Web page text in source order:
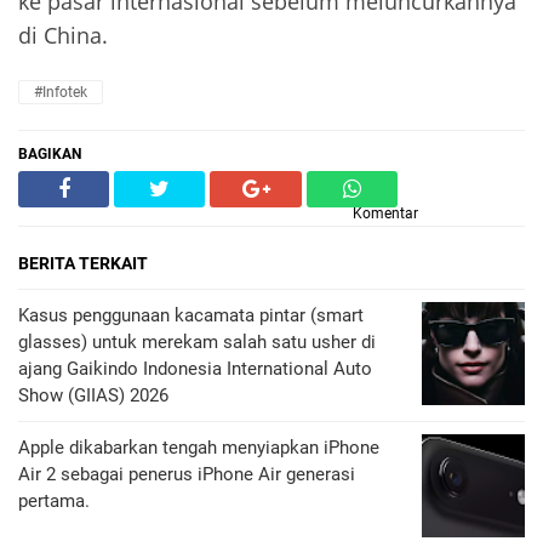
di China.
#Infotek
BAGIKAN
Komentar
BERITA TERKAIT
Kasus penggunaan kacamata pintar (smart
glasses) untuk merekam salah satu usher di
ajang Gaikindo Indonesia International Auto
Show (GIIAS) 2026
Apple dikabarkan tengah menyiapkan iPhone
Air 2 sebagai penerus iPhone Air generasi
pertama.